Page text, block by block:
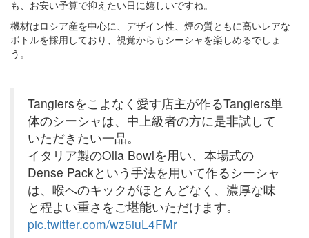
も、お安い予算で抑えたい日に嬉しいですね。
機材はロシア産を中心に、デザイン性、煙の質ともに高いレアな
ボトルを採用しており、視覚からもシーシャを楽しめるでしょ
う。
Tangiersをこよなく愛す店主が作るTangiers単
体のシーシャは、中上級者の方に是非試して
いただきたい一品。
イタリア製のOlla Bowlを用い、本場式の
Dense Packという手法を用いて作るシーシャ
は、喉へのキックがほとんどなく、濃厚な味
と程よい重さをご堪能いただけます。
pic.twitter.com/wz5iuL4FMr